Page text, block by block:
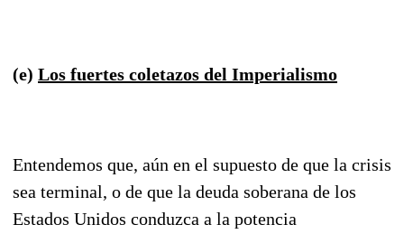
(e) Los fuertes coletazos del Imperialismo
Entendemos que, aún en el supuesto de que la crisis
sea terminal, o de que la deuda soberana de los
Estados Unidos conduzca a la potencia